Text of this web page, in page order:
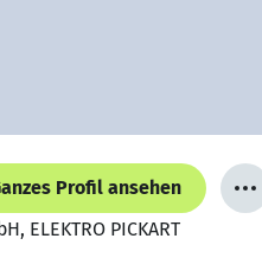
Profil ansehen
ELEKTRO PICKART